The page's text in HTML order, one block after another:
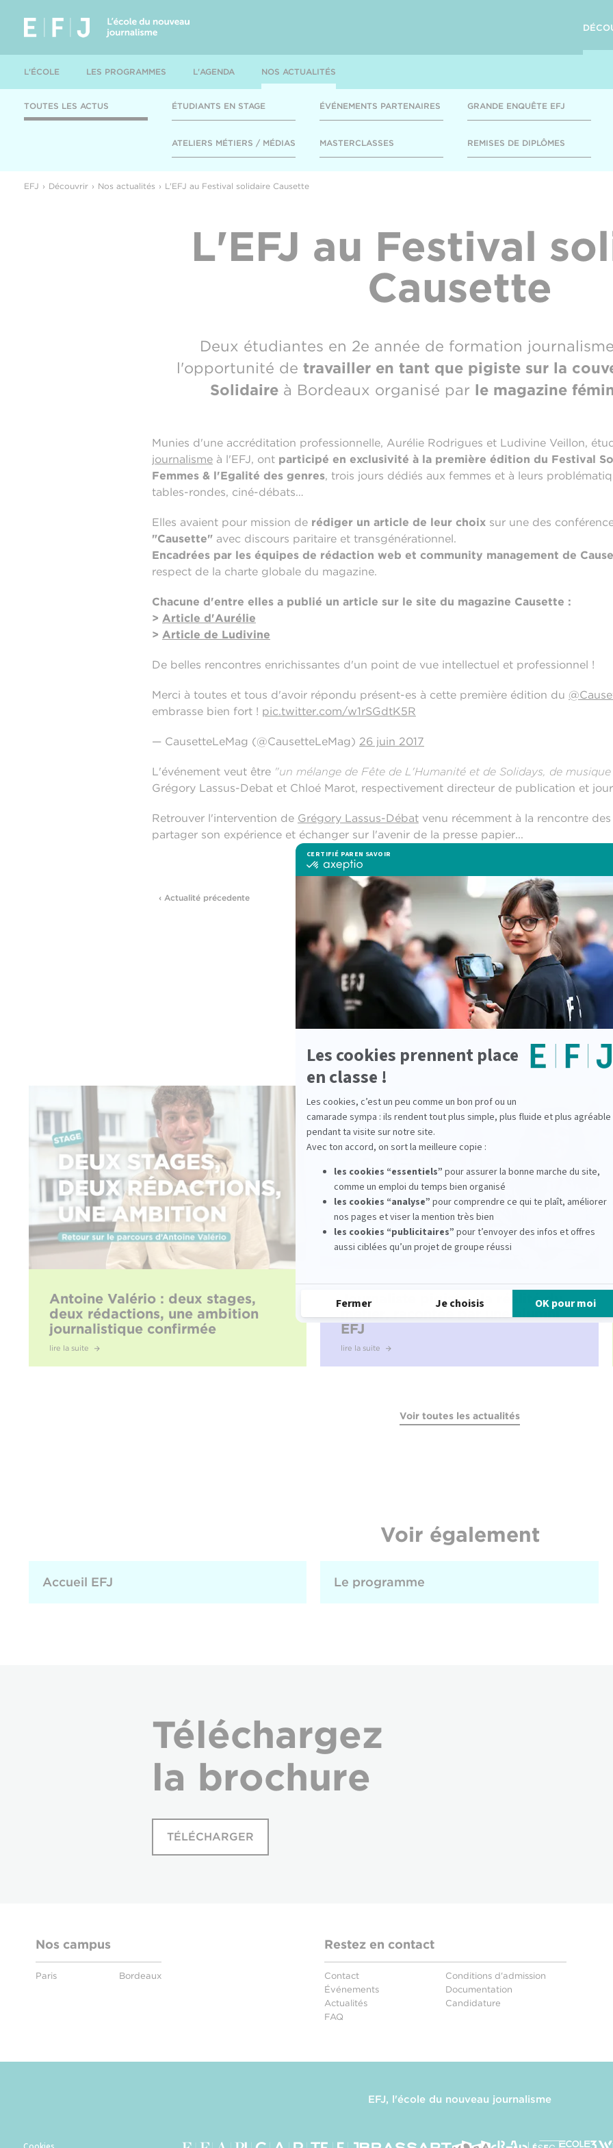
L'ÉCOLE LES PROGRAMMES L'AGENDA NOS ACTUALITÉS
TOUTES LES ACTUS ÉTUDIANTS EN STAGE
ATELIERS MÉTIERS / MÉDIAS
ÉVÉNEMENTS PARTENAIRES
MASTERCLASSES
GRANDE ENQUÊTE EFJ
REMISES DE DIPLÔMES
EFJ Découvrir Nos actualités L'EFJ au Festival solidaire Causette
L'EFJ au Festival
Causette
Deux étudiantes en 2e année de formation
l'opportunité de travailler en tant que pigiste sur la
Solidaireà Bordeaux organisé par le magazine
Munies d'une accréditation professionnelle, Aurélie Rodrigues et Ludivine Veillon,
journalisme à l'EFJ, ont participé en exclusivité à la première édition du Festival
Femmes & l'Egalité des genres, trois jours dédiés aux femmes et à leurs
tables-rondes, ciné-débats…
Elles avaient pour mission de rédiger un article de leur choix sur une des
"Causette" avec discours paritaire et transgénérationnel.
Encadrées par les équipes de rédaction web et community management de
respect de la charte globale du magazine.
Chacune d'entre elles a publié un article sur le site du magazine Causette :
> Article d'Aurélie
> Article de Ludivine
De belles rencontres enrichissantes d'un point de vue intellectuel et professionnel !
Merci à toutes et tous d'avoir répondu présent-es à cette première édition du
embrasse bien fort ! pic.twitter.com/w1rSGdtK5R
— CausetteLeMag (@CausetteLeMag) 26 juin 2017
L'événement veut être "un mélange de Fête de L'Humanité et de Solidays, de
Grégory Lassus-Debat et Chloé Marot, respectivement directeur de publication et
Retrouver l'intervention de Grégory Lassus-Débat venu récemment à la rencontre
partager son expérience et échanger sur l'avenir de la presse papier...
‹ Actualité précedente
Voir d'autres
Antoine Valério : deux stages,
deux rédactions, une ambition
journalistique confirmée
lire la suite
Journaliste pigiste : la réalité du
métier, racontée par une alumni
EFJ
lire la suite
Voir toutes les actualités
Voir également
Accueil EFJ Le programme
Téléchargez
la brochure
TÉLÉCHARGER
Nos campus
Paris Bordeaux
Restez en contact
Contact
Événements
Actualités
FAQ
Conditions d'admission
Documentation
Candidature
EFJ, l'école du nouveau journalisme